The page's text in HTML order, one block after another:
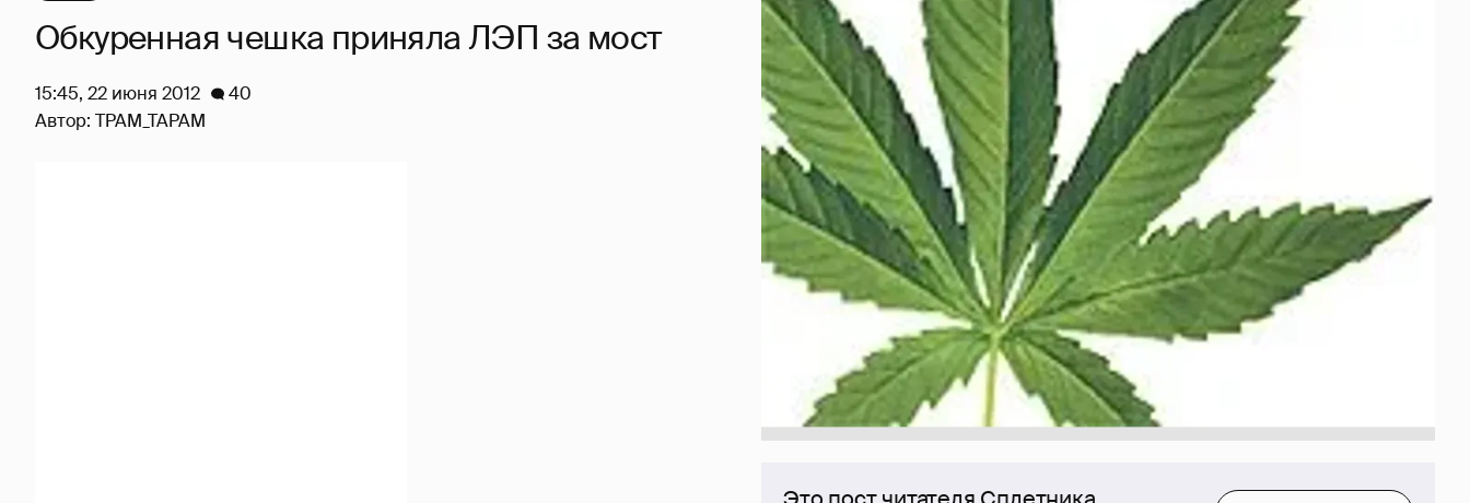
Обкуренная чешка приняла ЛЭП за мост
15:45, 22 июня 2012
40
Автор: TPAM_TAPAM